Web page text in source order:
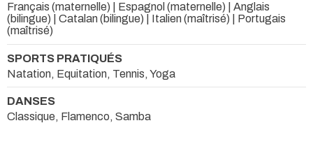
Français (maternelle) | Espagnol (maternelle) | Anglais
(bilingue) | Catalan (bilingue) | Italien (maîtrisé) | Portugais
(maîtrisé)
SPORTS PRATIQUÉS
Natation, Equitation, Tennis, Yoga
DANSES
Classique, Flamenco, Samba